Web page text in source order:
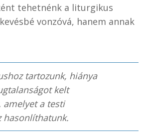
tehetnénk a liturgikus
vonzóvá, hanem annak
tartozunk, hiánya
kelt
amelyet a testi
hasonlíthatunk.